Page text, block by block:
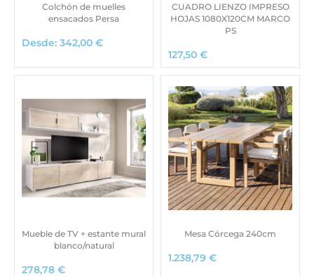
Colchón de muelles
ensacados Persa
Desde: 342,00 €
CUADRO LIENZO IMPRESO
HOJAS 1080X120CM MARCO
PS
127,50 €
Mueble de TV + estante mural
blanco/natural
278,78 €
Mesa Córcega 240cm
1.238,79 €